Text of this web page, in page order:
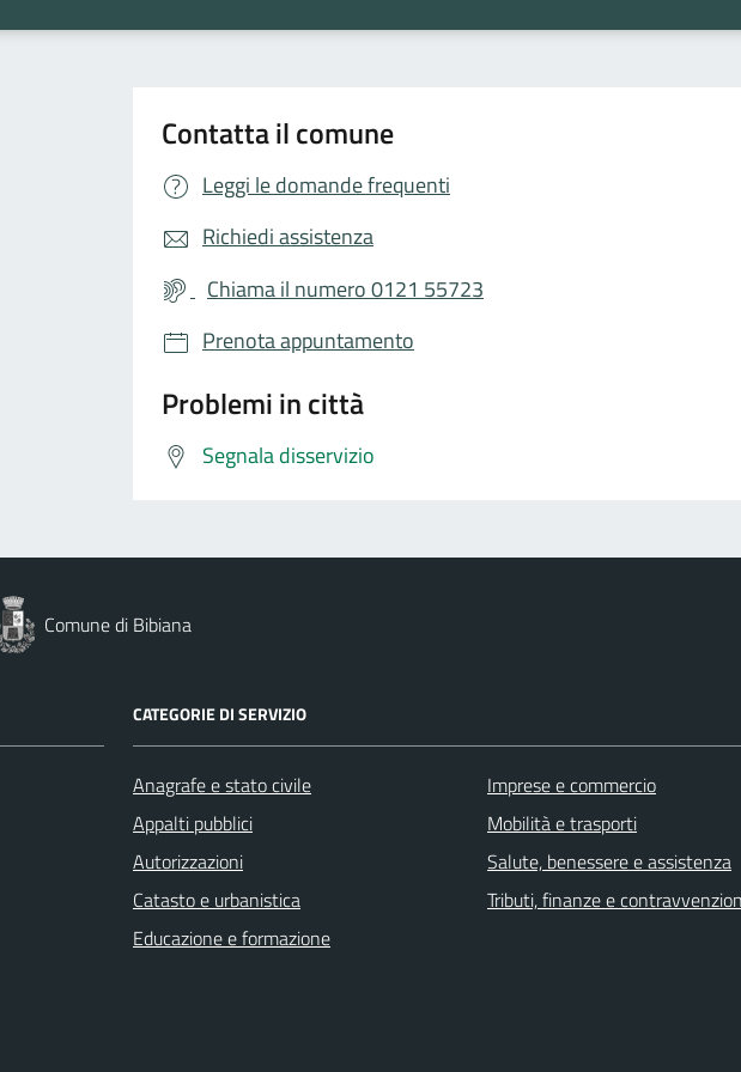
Contatta il comune
Leggi le domande frequenti
Richiedi assistenza
Chiama il numero 0121 55723
Prenota appuntamento
Problemi in città
Segnala disservizio
Comune di Bibiana
CATEGORIE DI SERVIZIO
Anagrafe e stato civile
Appalti pubblici
Autorizzazioni
Catasto e urbanistica
Educazione e formazione
Imprese e commercio
Mobilità e trasporti
Salute, benessere e assistenza
Tributi, finanze e